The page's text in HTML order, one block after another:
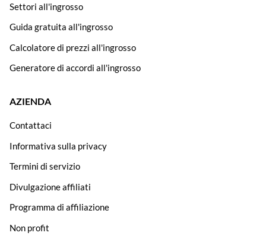
Settori all'ingrosso
Guida gratuita all'ingrosso
Calcolatore di prezzi all'ingrosso
Generatore di accordi all'ingrosso
AZIENDA
Contattaci
Informativa sulla privacy
Termini di servizio
Divulgazione affiliati
Programma di affiliazione
Non profit